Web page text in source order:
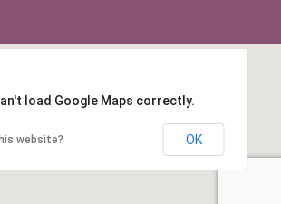
load Google Maps correctly.
website? OK